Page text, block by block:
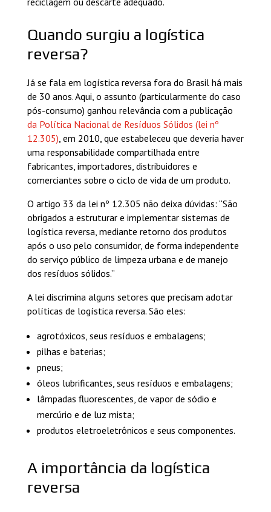
Quando surgiu a logística
reversa?
Já se fala em logística reversa fora do Brasil há mais
de 30 anos. Aqui, o assunto (particularmente do caso
pós-consumo) ganhou relevância com a publicação
da Política Nacional de Resíduos Sólidos (lei nº
12.305), em 2010, que estabeleceu que deveria haver
uma responsabilidade compartilhada entre
fabricantes, importadores, distribuidores e
comerciantes sobre o ciclo de vida de um produto.
O artigo 33 da lei nº 12.305 não deixa dúvidas: “São
obrigados a estruturar e implementar sistemas de
logística reversa, mediante retorno dos produtos
após o uso pelo consumidor, de forma independente
do serviço público de limpeza urbana e de manejo
dos resíduos sólidos.”
A lei discrimina alguns setores que precisam adotar
políticas de logística reversa. São eles:
agrotóxicos, seus resíduos e embalagens;
pilhas e baterias;
pneus;
óleos lubrificantes, seus resíduos e embalagens;
lâmpadas fluorescentes, de vapor de sódio e
mercúrio e de luz mista;
produtos eletroeletrônicos e seus componentes.
A importância da logística
reversa